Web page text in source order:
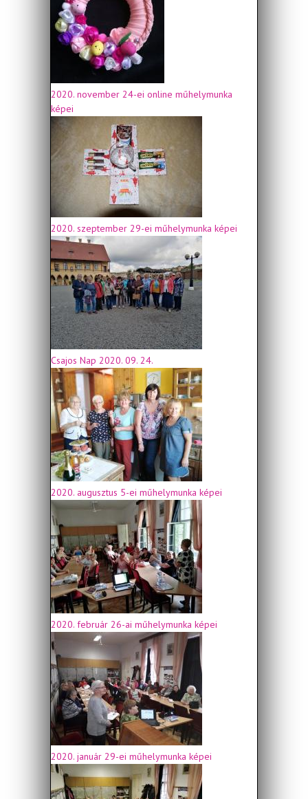
2020. november 24-ei online műhelymunka
képei
2020. szeptember 29-ei műhelymunka képei
Csajos Nap 2020. 09. 24.
2020. augusztus 5-ei műhelymunka képei
2020. február 26-ai műhelymunka képei
2020. január 29-ei műhelymunka képei